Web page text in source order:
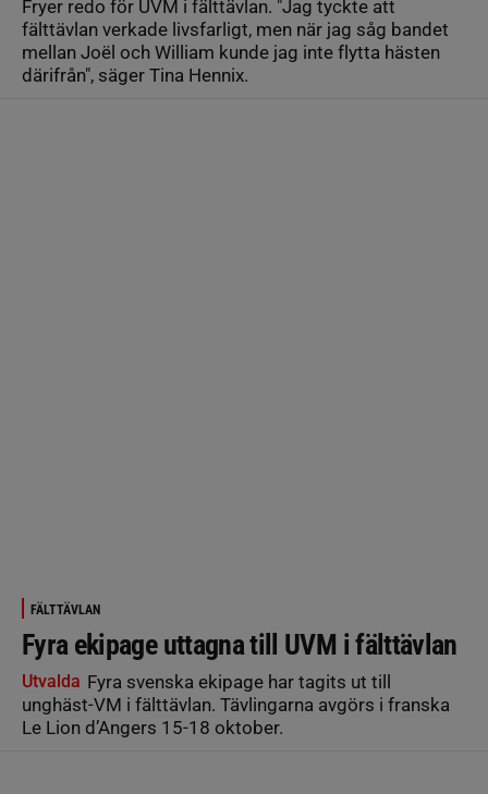
Fryer redo för UVM i fälttävlan. "Jag tyckte att
fälttävlan verkade livsfarligt, men när jag såg bandet
mellan Joël och William kunde jag inte flytta hästen
därifrån", säger Tina Hennix.
FÄLTTÄVLAN
Fyra ekipage uttagna till UVM i fälttävlan
Utvalda Fyra svenska ekipage har tagits ut till
unghäst-VM i fälttävlan. Tävlingarna avgörs i franska
Le Lion d’Angers 15-18 oktober.